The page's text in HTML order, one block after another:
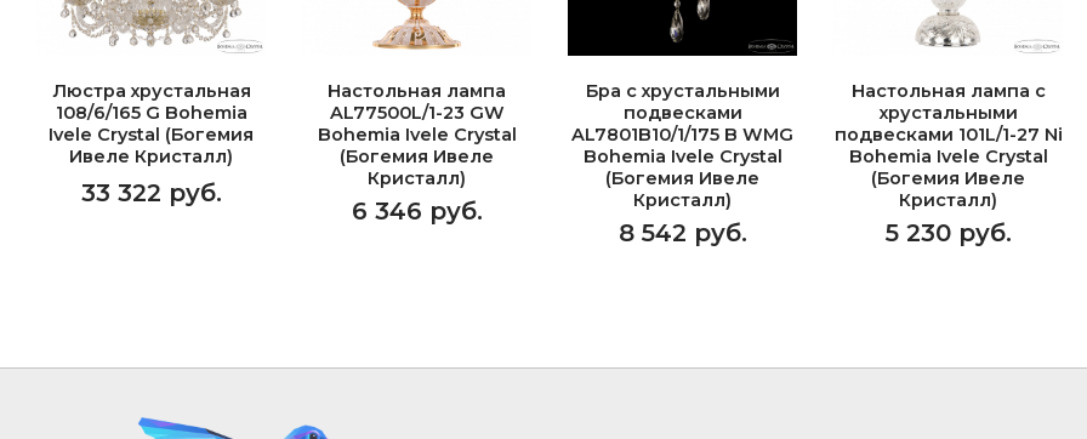
Люстра хрустальная
108/6/165 G Bohemia
Ivele Crystal (Богемия
Ивеле Кристалл)
33 322 руб.
Настольная лампа
AL77500L/1-23 GW
Bohemia Ivele Crystal
(Богемия Ивеле
Кристалл)
6 346 руб.
Бра с хрустальными
подвесками
AL7801B10/1/175 B WMG
Bohemia Ivele Crystal
(Богемия Ивеле
Кристалл)
8 542 руб.
Настольная лампа с
хрустальными
подвесками 101L/1-27 Ni
Bohemia Ivele Crystal
(Богемия Ивеле
Кристалл)
5 230 руб.